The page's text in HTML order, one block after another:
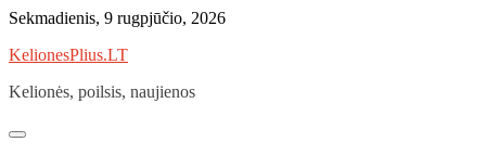
Skip
content
Sekmadienis, 9 rugpjūčio, 2026
KelionesPlius.LT
Kelionės, poilsis, naujienos